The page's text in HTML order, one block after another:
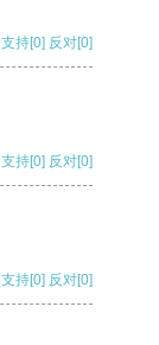
支持[0] 反对[0]
支持[0] 反对[0]
支持[0] 反对[0]